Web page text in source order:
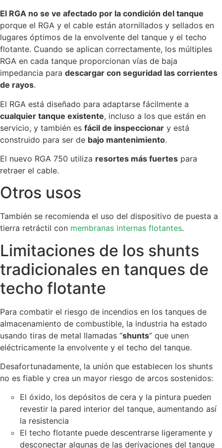
El RGA no se ve afectado por la condición del tanque
porque el RGA y el cable están atornillados y sellados en
lugares óptimos de la envolvente del tanque y el techo
flotante. Cuando se aplican correctamente, los múltiples
RGA en cada tanque proporcionan vías de baja
impedancia para descargar con seguridad las corrientes
de rayos.
El RGA está diseñado para adaptarse fácilmente a
cualquier tanque existente, incluso a los que están en
servicio, y también es fácil de inspeccionar y está
construido para ser de bajo mantenimiento.
El nuevo RGA 750 utiliza resortes más fuertes para
retraer el cable.
Otros usos
También se recomienda el uso del dispositivo de puesta a
tierra retráctil con membranas internas flotantes.
Limitaciones de los shunts
tradicionales en tanques de
techo flotante
Para combatir el riesgo de incendios en los tanques de
almacenamiento de combustible, la industria ha estado
usando tiras de metal llamadas “shunts” que unen
eléctricamente la envolvente y el techo del tanque.
Desafortunadamente, la unión que establecen los shunts
no es fiable y crea un mayor riesgo de arcos sostenidos:
El óxido, los depósitos de cera y la pintura pueden
revestir la pared interior del tanque, aumentando así
la resistencia
El techo flotante puede descentrarse ligeramente y
desconectar algunas de las derivaciones del tanque